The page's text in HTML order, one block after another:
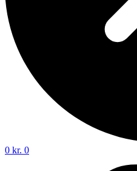
0 kr. 0